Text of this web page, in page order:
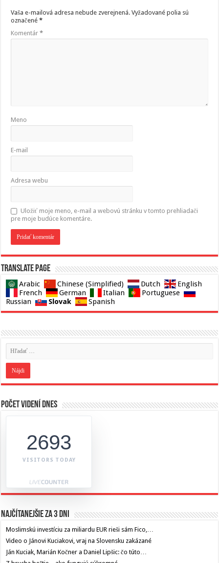
Vaša e-mailová adresa nebude zverejnená. Vyžadované polia sú
označené*
Komentár*
Meno
E-mail
Adresa webu
Uložiť moje meno, e-mail a webovú stránku v tomto prehliadači
pre moje budúce komentáre.
Translate page
Arabic Chinese (Simplified) Dutch
English
French
German Italian
Portuguese
Russian
Slovak Spanish
Počet videní dnes
2693
VISITORS TODAY
Najčítanejšie za 3 dni
Moslimskú investíciu za miliardu EUR rieši sám Fico,…
Video o Jánovi Kuciakovi, vraj na Slovensku zakázané
Ján Kuciak, Marián Kočner a Daniel Lipšic: čo túto…